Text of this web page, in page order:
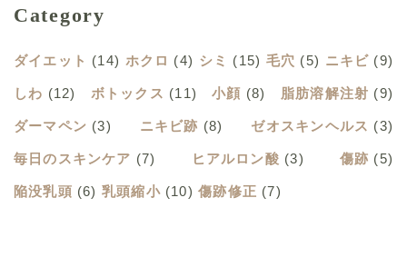
Category
ダイエット (14) ホクロ (4) シミ (15) 毛穴 (5) ニキビ (9)
しわ (12) ボトックス (11) 小顔 (8) 脂肪溶解注射 (9)
ダーマペン (3) ニキビ跡 (8) ゼオスキンヘルス (3)
毎日のスキンケア (7) ヒアルロン酸 (3) 傷跡 (5)
陥没乳頭 (6) 乳頭縮小(10) 傷跡修正 (7)